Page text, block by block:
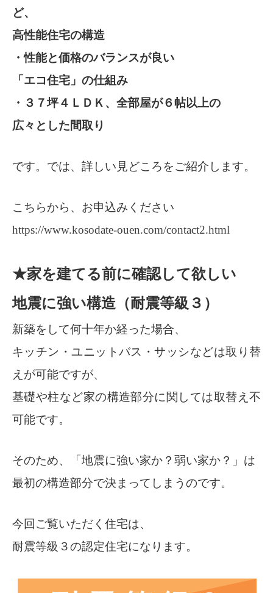
ど、
高性能住宅の構造
・性能と価格のバランスが良い
「エコ住宅」の仕組み
・３７坪４ＬＤＫ、全部屋が６帖以上の
広々とした間取り
です。では、詳しい見どころをご紹介します。
こちらから、お申込みください
https://www.kosodate-ouen.com/contact2.html
★家を建てる前に確認して欲しい
地震に強い構造（耐震等級３）
新築をして何十年か経った場合、
キッチン・ユニットバス・サッシなどは取り替
えが可能ですが、
基礎や柱など家の構造部分に関しては取替え不
可能です。
そのため、「地震に強い家か？弱い家か？」は
最初の構造部分で決まってしまうのです。
今回ご覧いただく住宅は、
耐震等級３の認定住宅になります。